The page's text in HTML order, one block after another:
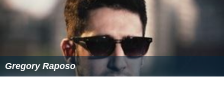
Gregory Raposo